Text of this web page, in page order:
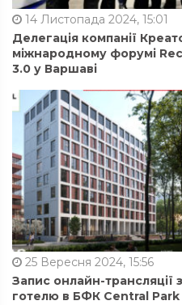
14 Листопада 2024, 15:01
Делегація компанії
міжнародному форумі
3.0 у Варшаві
25 Вересня 2024, 15:56
Запис онлайн-трансляції
готелю в БФК Central